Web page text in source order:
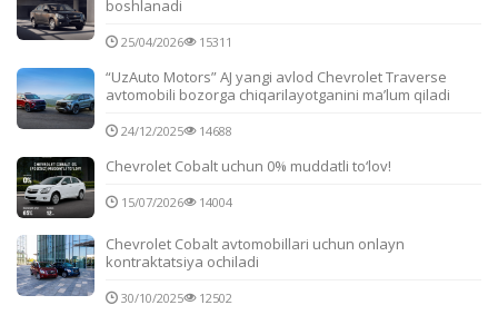
boshlanadi
25/04/2026 15311
“UzAuto Motors” AJ yangi avlod Chevrolet Traverse
avtomobili bozorga chiqarilayotganini ma’lum qiladi
24/12/2025 14688
Chevrolet Cobalt uchun 0% muddatli to‘lov!
15/07/2026 14004
Chevrolet Cobalt avtomobillari uchun onlayn
kontraktatsiya ochiladi
30/10/2025 12502